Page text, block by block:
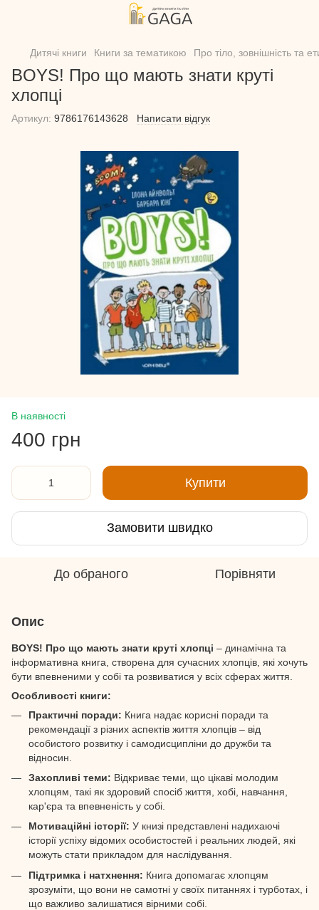
Дитячі книги Книги за тематикою Про тіло, зовнішність та
BOYS! Про що мають знати круті
хлопці
Артикул: 9786176143628 Написати відгук
В наявності
400 грн
Купити
Замовити швидко
До обраного Порівняти
Опис
BOYS! Про що мають знати круті хлопці – динамічна та
інформативна книга, створена для сучасних хлопців, які хочуть
бути впевненими у собі та розвиватися у всіх сферах життя.
Особливості книги:
Практичні поради: Книга надає корисні поради та
рекомендації з різних аспектів життя хлопців – від
особистого розвитку і самодисципліни до дружби та
відносин.
Захопливі теми: Відкриває теми, що цікаві молодим
хлопцям, такі як здоровий спосіб життя, хобі, навчання,
кар'єра та впевненість у собі.
Мотиваційні історії: У книзі представлені надихаючі
історії успіху відомих особистостей і реальних людей, які
можуть стати прикладом для наслідування.
Підтримка і натхнення: Книга допомагає хлопцям
зрозуміти, що вони не самотні у своїх питаннях і турботах, і
що важливо залишатися вірними собі.